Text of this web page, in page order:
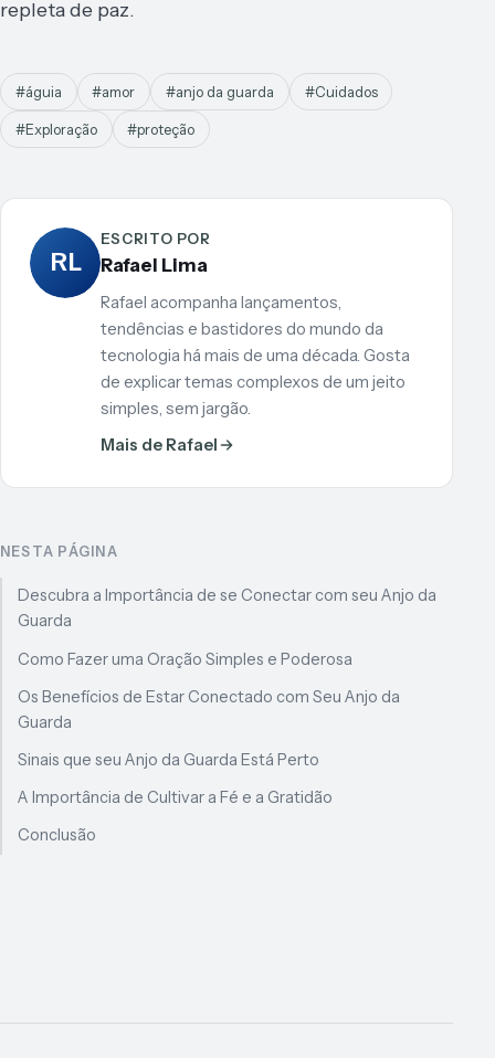
repleta de paz.
#águia #amor #anjo da guarda #Cuidados
#Exploração #proteção
RL
ESCRITO POR
Rafael Lima
Rafael acompanha lançamentos,
tendências e bastidores do mundo da
tecnologia há mais de uma década. Gosta
de explicar temas complexos de um jeito
simples, sem jargão.
Mais de Rafael
NESTA PÁGINA
Descubra a Importância de se Conectar com seu Anjo da
Guarda
Como Fazer uma Oração Simples e Poderosa
Os Benefícios de Estar Conectado com Seu Anjo da
Guarda
Sinais que seu Anjo da Guarda Está Perto
A Importância de Cultivar a Fé e a Gratidão
Conclusão